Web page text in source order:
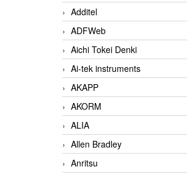
Additel
ADFWeb
Aichi Tokei Denki
Ai-tek instruments
AKAPP
AKORM
ALIA
Allen Bradley
Anritsu